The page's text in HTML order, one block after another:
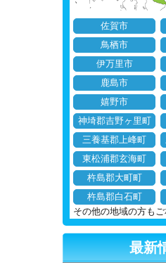
佐賀市
鳥栖市
伊万里市
鹿島市
嬉野市
神埼郡吉野ヶ里町
三養基郡上峰町
東松浦郡玄海町
杵島郡大町町
杵島郡白石町
その他の地域の方もご
最新